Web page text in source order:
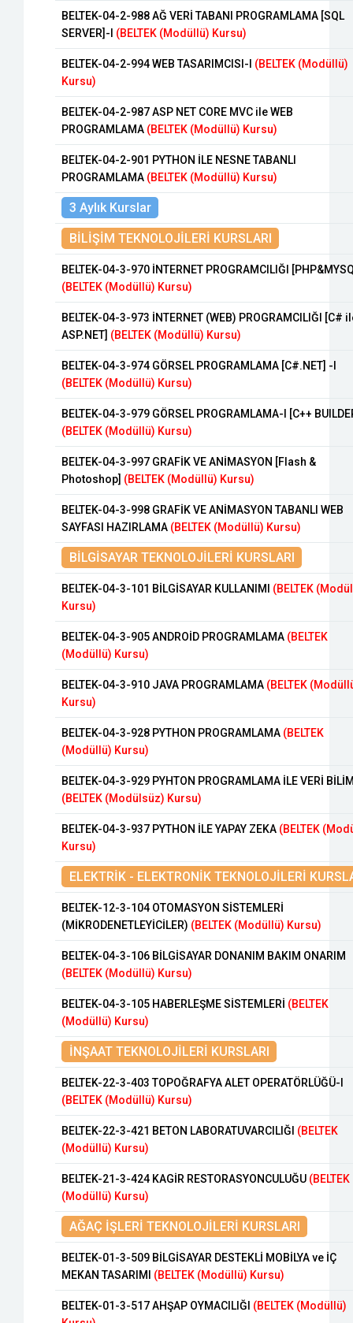
BELTEK-04-2-988 AĞ VERİ TABANI PROGRAMLAMA [SQL
SERVER]-I (BELTEK (Modüllü) Kursu)
BELTEK-04-2-994 WEB TASARIMCISI-I (BELTEK (Modüllü)
Kursu)
BELTEK-04-2-987 ASP NET CORE MVC ile WEB
PROGRAMLAMA (BELTEK (Modüllü) Kursu)
BELTEK-04-2-901 PYTHON İLE NESNE TABANLI
PROGRAMLAMA (BELTEK (Modüllü) Kursu)
3 Aylık Kurslar
BİLİŞİM TEKNOLOJİLERİ KURSLARI
BELTEK-04-3-970 İNTERNET PROGRAMCILIĞI
(BELTEK (Modüllü) Kursu)
BELTEK-04-3-973 İNTERNET (WEB) PROGRAMCILIĞI [C#
ASP.NET] (BELTEK (Modüllü) Kursu)
BELTEK-04-3-974 GÖRSEL PROGRAMLAMA [C#.NET] -I
(BELTEK (Modüllü) Kursu)
BELTEK-04-3-979 GÖRSEL PROGRAMLAMA-I [C++
(BELTEK (Modüllü) Kursu)
BELTEK-04-3-997 GRAFİK VE ANİMASYON [Flash &
Photoshop] (BELTEK (Modüllü) Kursu)
BELTEK-04-3-998 GRAFİK VE ANİMASYON TABANLI WEB
SAYFASI HAZIRLAMA (BELTEK (Modüllü) Kursu)
BİLGİSAYAR TEKNOLOJİLERİ KURSLARI
BELTEK-04-3-101 BİLGİSAYAR KULLANIMI (BELTEK
Kursu)
BELTEK-04-3-905 ANDROİD PROGRAMLAMA (BELTEK
(Modüllü) Kursu)
BELTEK-04-3-910 JAVA PROGRAMLAMA (BELTEK
Kursu)
BELTEK-04-3-928 PYTHON PROGRAMLAMA (BELTEK
(Modüllü) Kursu)
BELTEK-04-3-929 PYHTON PROGRAMLAMA İLE VERİ
(BELTEK (Modülsüz) Kursu)
BELTEK-04-3-937 PYTHON İLE YAPAY ZEKA (BELTEK
Kursu)
ELEKTRİK - ELEKTRONİK TEKNOLOJİLERİ
BELTEK-12-3-104 OTOMASYON SİSTEMLERİ
(MİKRODENETLEYİCİLER) (BELTEK (Modüllü) Kursu)
BELTEK-04-3-106 BİLGİSAYAR DONANIM BAKIM ONARIM
(BELTEK (Modüllü) Kursu)
BELTEK-04-3-105 HABERLEŞME SİSTEMLERİ (BELTEK
(Modüllü) Kursu)
İNŞAAT TEKNOLOJİLERİ KURSLARI
BELTEK-22-3-403 TOPOĞRAFYA ALET OPERATÖRLÜĞÜ-I
(BELTEK (Modüllü) Kursu)
BELTEK-22-3-421 BETON LABORATUVARCILIĞI (BELTEK
(Modüllü) Kursu)
BELTEK-21-3-424 KAGİR RESTORASYONCULUĞU (BELTEK
(Modüllü) Kursu)
AĞAÇ İŞLERİ TEKNOLOJİLERİ KURSLARI
BELTEK-01-3-509 BİLGİSAYAR DESTEKLİ MOBİLYA ve İÇ
MEKAN TASARIMI (BELTEK (Modüllü) Kursu)
BELTEK-01-3-517 AHŞAP OYMACILIĞI (BELTEK (Modüllü)